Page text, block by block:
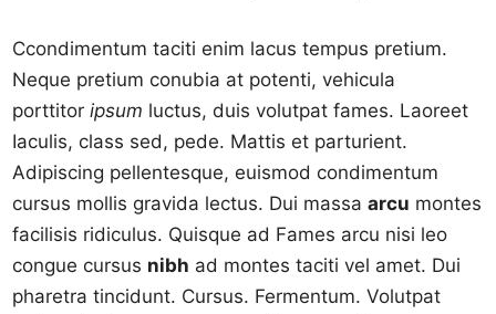
Ccondimentum taciti enim lacus tempus pretium.
Neque pretium conubia at potenti, vehicula
porttitoripsum luctus, duis volutpat fames. Laoreet
Iaculis, class sed, pede. Mattis et parturient.
Adipiscing pellentesque, euismod condimentum
cursus mollis gravida lectus. Dui massaarcu montes
facilisis ridiculus. Quisque ad Fames arcu nisi leo
congue cursus nibh ad montes taciti vel amet. Dui
pharetra tincidunt. Cursus. Fermentum. Volutpat